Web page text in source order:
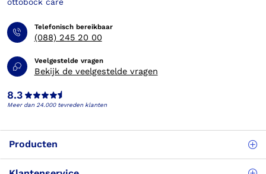
Telefonisch bereikbaar
(088) 245 20 00
Veelgestelde vragen
Bekijk de veelgestelde vragen
8.3
Meer dan 24.000 tevreden klanten
Producten